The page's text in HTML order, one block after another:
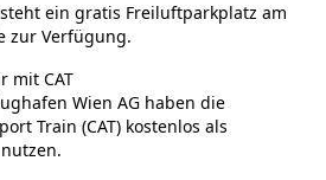
ein gratis Freiluftparkplatz am
zur Verfügung.
mit CAT
Wien AG haben die
Train (CAT) kostenlos als